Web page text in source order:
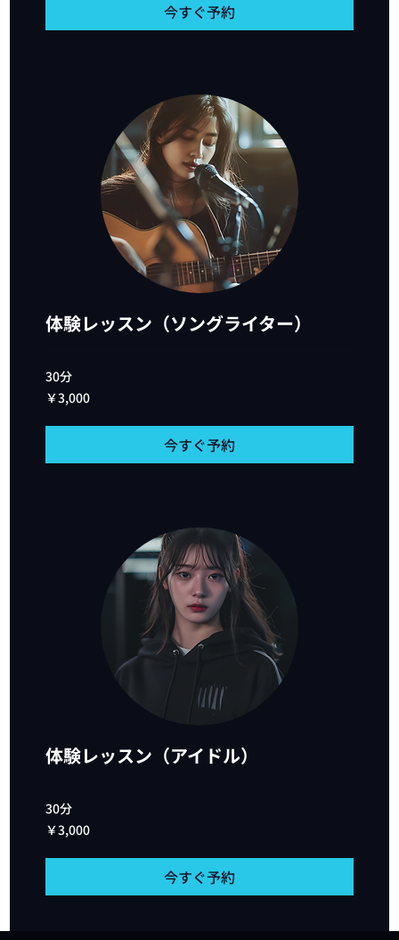
今すぐ予約
体験レッスン（ソングライター）
30分
3,000
円
￥3,000
今すぐ予約
体験レッスン（アイドル）
30分
3,000
円
￥3,000
今すぐ予約